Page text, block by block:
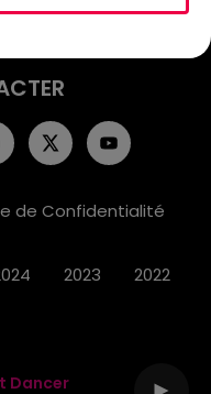
Dancer
de Confidentialité
2023 2022